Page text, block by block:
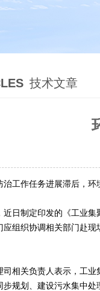
技术文章
工作任务进展滞后，
制定印发的《工业集
应组织协调相关部门赴
关负责人表示，工业
步规划、建设污水集中